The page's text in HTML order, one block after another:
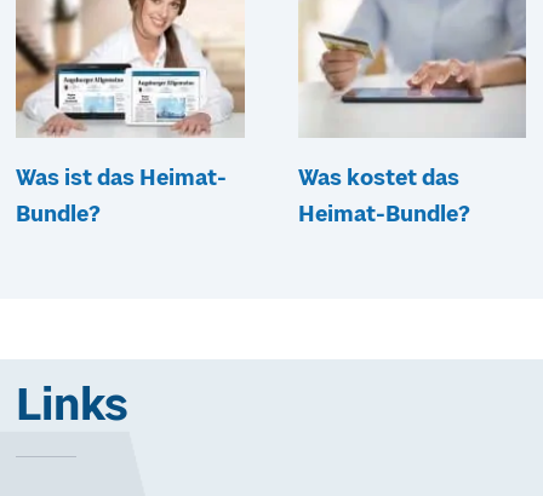
Was ist das Heimat-
Bundle?
Was kostet das
Heimat-Bundle?
Links